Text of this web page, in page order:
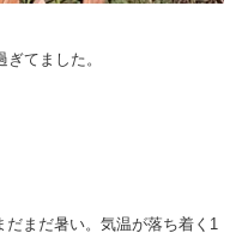
てました。
まだ暑い。気温が落ち着く1